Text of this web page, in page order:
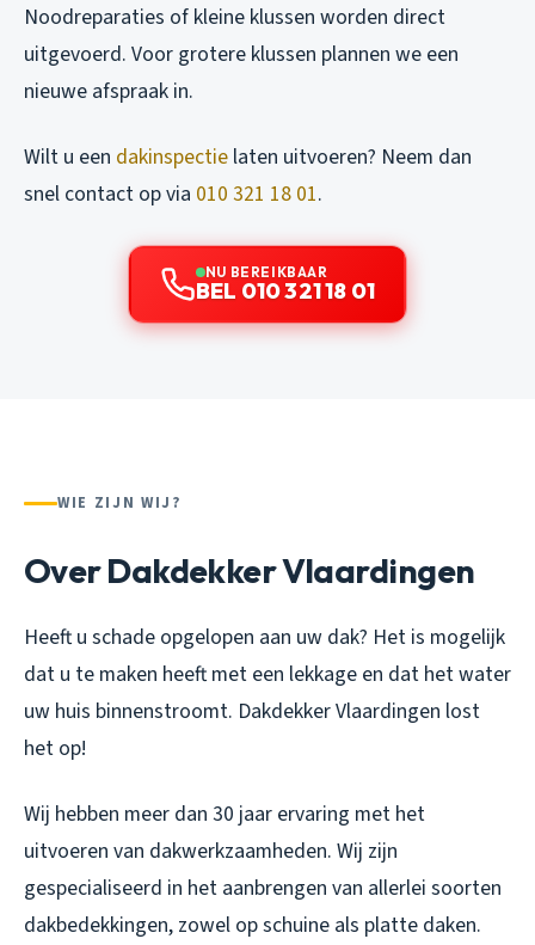
Noodreparaties of kleine klussen worden direct
uitgevoerd. Voor grotere klussen plannen we een
nieuwe afspraak in.
Wilt u een dakinspectie laten uitvoeren? Neem dan
snel contact op via 010 321 18 01.
NU BEREIKBAAR
BEL 010 321 18 01
WIE ZIJN WIJ?
Over Dakdekker Vlaardingen
Heeft u schade opgelopen aan uw dak? Het is mogelijk
dat u te maken heeft met een lekkage en dat het water
uw huis binnenstroomt. Dakdekker Vlaardingen lost
het op!
Wij hebben meer dan 30 jaar ervaring met het
uitvoeren van dakwerkzaamheden. Wij zijn
gespecialiseerd in het aanbrengen van allerlei soorten
dakbedekkingen, zowel op schuine als platte daken.